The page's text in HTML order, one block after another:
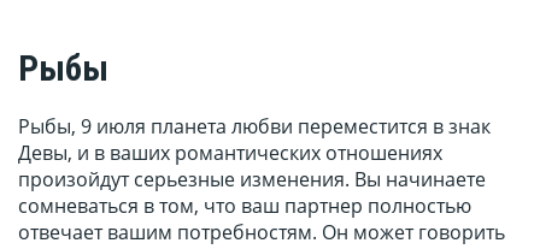
Рыбы
Рыбы, 9 июля планета любви переместится в знак
Девы, и в ваших романтических отношениях
произойдут серьезные изменения. Вы начинаете
сомневаться в том, что ваш партнер полностью
отвечает вашим потребностям. Он может говорить